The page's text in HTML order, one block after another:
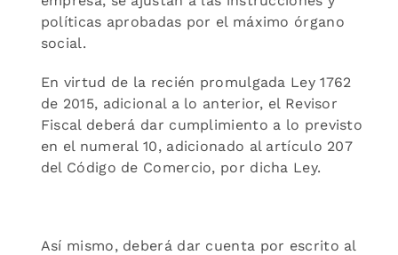
políticas aprobadas por el máximo órgano
social.
En virtud de la recién promulgada Ley 1762
de 2015, adicional a lo anterior, el Revisor
Fiscal deberá dar cumplimiento a lo previsto
en el numeral 10, adicionado al artículo 207
del Código de Comercio, por dicha Ley.
Así mismo, deberá dar cuenta por escrito al